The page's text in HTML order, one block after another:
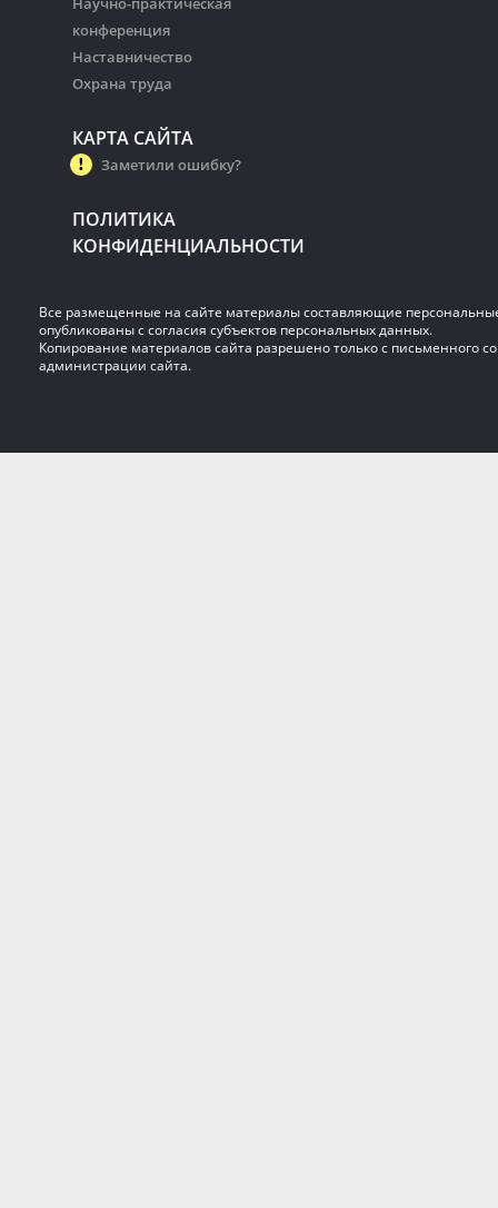
конференция
Наставничество
Охрана труда
КАРТА САЙТА
Заметили ошибку?
ПОЛИТИКА
КОНФИДЕНЦИАЛЬНОСТИ
Все размещенные на сайте материалы составляющие
опубликованы с согласия субъектов персональных данных.
Копирование материалов сайта разрешено только с письменного
администрации сайта.